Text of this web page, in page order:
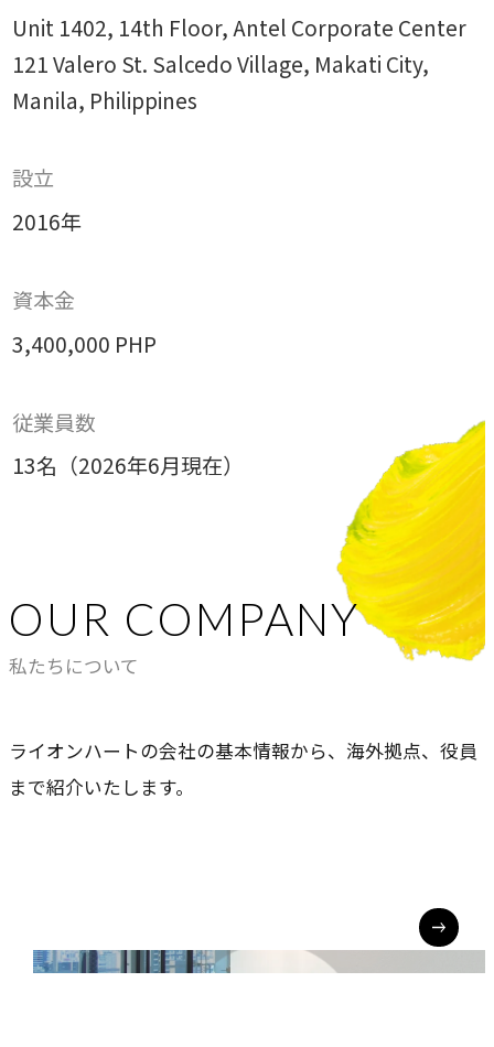
Unit 1402, 14th Floor, Antel Corporate Center
121 Valero St. Salcedo Village, Makati City,
Manila, Philippines
設立
2016年
資本金
3,400,000 PHP
従業員数
13名（2026年6月現在）
OUR COMPANY
私たちについて
ライオンハートの会社の基本情報から、海外拠点、役員
まで紹介いたします。